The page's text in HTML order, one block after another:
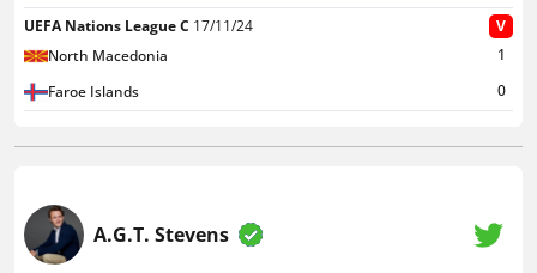
UEFA Nations League C 17/11/24
V
North Macedonia
1
Faroe Islands
0
A.G.T. Stevens